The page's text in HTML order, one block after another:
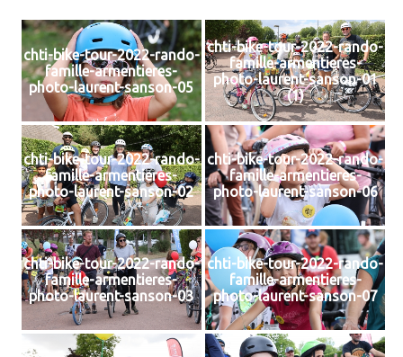
chti-bike-tour-2022-rando-
famille-armentieres-
photo-laurent-sanson-05
chti-bike-tour-2022-rando-
famille-armentieres-
photo-laurent-sanson-01
(1)
chti-bike-tour-2022-rando-
famille-armentieres-
photo-laurent-sanson-02
chti-bike-tour-2022-rando-
famille-armentieres-
photo-laurent-sanson-06
chti-bike-tour-2022-rando-
famille-armentieres-
photo-laurent-sanson-03
chti-bike-tour-2022-rando-
famille-armentieres-
photo-laurent-sanson-07